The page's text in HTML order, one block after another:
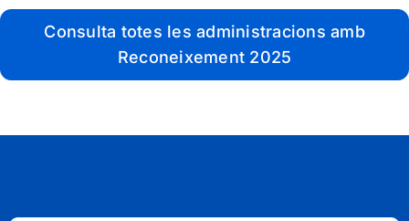
Consulta totes les administracions amb
Reconeixement 2025